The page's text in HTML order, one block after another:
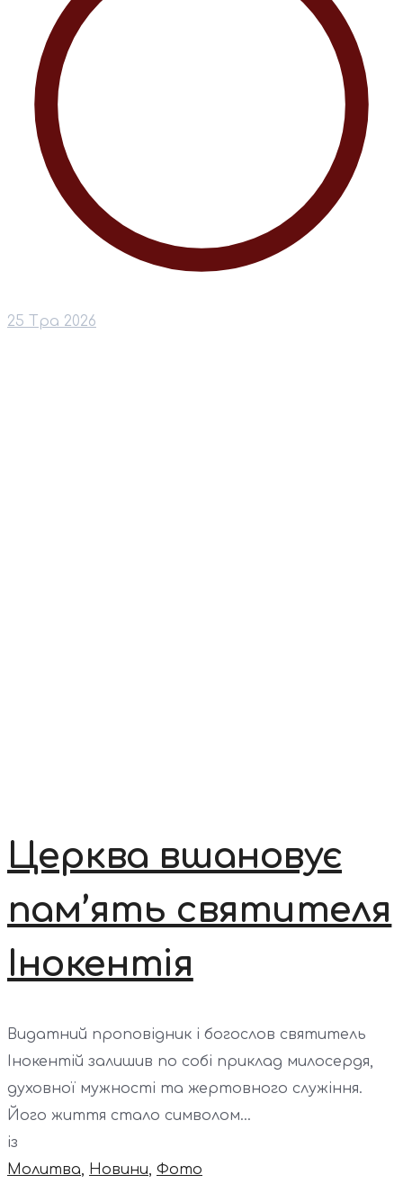
25 Тра 2026
Церква вшановує
пам’ять святителя
Інокентія
Видатний проповідник і богослов святитель
Інокентій залишив по собі приклад милосердя,
духовної мужності та жертовного служіння.
Його життя стало символом...
із
Молитва, Новини, Фото